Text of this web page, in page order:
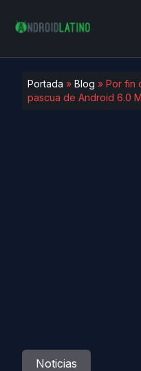
Portada » Blog » Por fin
pascua de Android 6.0
Noticias